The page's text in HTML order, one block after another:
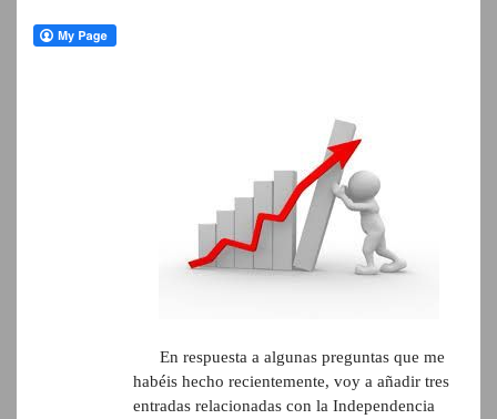
En respuesta a algunas preguntas que me
habéis hecho recientemente, voy a añadir tres
entradas relacionadas con la Independencia